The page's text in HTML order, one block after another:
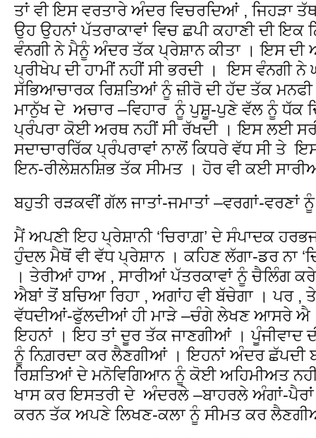
ਤਾਂ ਵੀ ਇਸ ਵਰਤਾਰੇ ਅੰਦਰ ਵਿਚਰਦਿਆਂ , ਜਿਹੜਾ
ਉਹ ਉਹਨਾਂ ਪੱਤਰਾਕਾਵਾਂ ਵਿਚ ਛਪੀ ਕਹਾਣੀ ਦੀ
ਵੰਨਗੀ ਨੇ ਮੈਨੂੰ ਅੰਦਰ ਤੱਕ ਪ੍ਰੇਸ਼ਾਨ ਕੀਤਾ । ਇਸ ਦੀ
ਪ੍ਰੀਖੇਪ ਦੀ ਹਾਮੀਂ ਨਹੀਂ ਸੀ ਭਰਦੀ । ਇਸ ਵੰਨਗੀ ਨੇ
ਸੱਭਿਆਚਾਰਕ ਰਿਸ਼ਤਿਆਂ ਨੂੰ ਜ਼ੀਰੋ ਦੀ ਹੱਦ ਤੱਕ
ਮਾਨੁੱਖ ਦੇ ਅਚਾਰ –ਵਿਹਾਰ ਨੂੰ ਪੁਸ਼ੂ-ਪੁਣੇ ਵੱਲ ਨੂੰ ਧੱਕ
ਪ੍ਰੰਪਰਾ ਕੋਈ ਅਰਥ ਨਹੀਂ ਸੀ ਰੱਖਦੀ । ਇਸ ਲਈ
ਸਦਾਚਾਰਰਿੱਕ ਪ੍ਰੰਪਰਾਵਾਂ ਨਾਲੋਂ ਕਿਧਰੇ ਵੱਧ ਸੀ ਤੇ
ਇਨ-ਰੀਲੇਸ਼ਨਸ਼ਿਭ ਤੱਕ ਸੀਮਤ । ਹੋਰ ਵੀ ਕਈ
ਬਹੁਤੀ ਰੜਕਵੀਂ ਗੱਲ ਜਾਤਾਂ-ਜਮਾਤਾਂ –ਵਰਗਾਂ-ਵਰਣਾਂ
ਮੈਂ ਅਪਣੀ ਇਹ ਪ੍ਰੇਸ਼ਾਨੀ ‘ਚਿਰਾਗ਼’ ਦੇ ਸੰਪਾਦਕ
ਹੁੰਦਲ ਮੈਥੋਂ ਵੀ ਵੱਧ ਪ੍ਰੇਸ਼ਾਨ । ਕਹਿਣ ਲੱਗਾ-ਡਰ ਨਾ
। ਤੇਰੀਆਂ ਹਾਅ , ਸਾਰੀਆਂ ਪੱਤਰਕਾਵਾਂ ਨੂੰ ਚੈਲਿੰਗ
ਐਬਾਂ ਤੋਂ ਬਚਿਆ ਰਿਹਾ , ਅਗਾਂਹ ਵੀ ਬੱਚੇਗਾ । ਪਰ ,
ਵੱਧਦੀਆਂ-ਫੁੱਲਦੀਆਂ ਹੀ ਮਾੜੇ –ਚੰਗੇ ਲੇਖਣ ਆਸਰੇ ਐ
ਇਹਨਾਂ । ਇਹ ਤਾਂ ਦੂਰ ਤੱਕ ਜਾਣਗੀਆਂ । ਪੂੰਜੀਵਾਦ
ਨੂੰ ਨਿਗ਼ਰਦਾ ਕਰ ਲੈਣਗੀਆਂ । ਇਹਨਾਂ ਅੰਦਰ ਛੱਪਦੀ
ਰਿਸ਼ਤਿਆਂ ਦੇ ਮਨੋਵਿਗਿਆਨ ਨੂੰ ਕੋਈ ਅਹਿਮੀਅਤ ਨਹੀਂ
ਖਾਸ ਕਰ ਇਸਤਰੀ ਦੇ ਅੰਦਰਲੇ –ਬਾਹਰਲੇ ਅੰਗਾਂ-ਪੈਰਾਂ
ਕਰਨ ਤੱਕ ਅਪਣੇ ਲਿਖਣ-ਕਲਾ ਨੂੰ ਸੀਮਤ ਕਰ